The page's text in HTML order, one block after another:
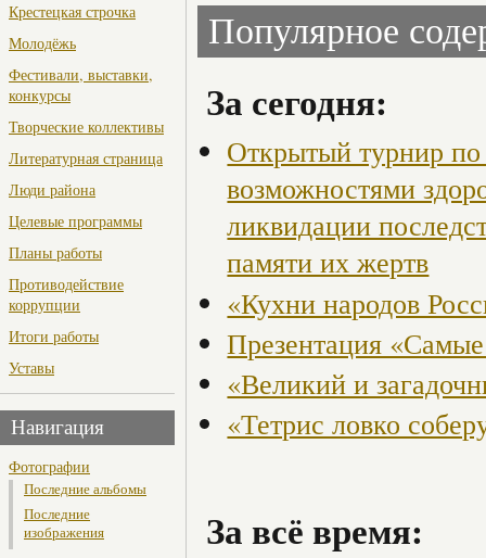
Крестецкая строчка
Молодёжь
Фестивали, выставки,
конкурсы
Творческие коллективы
Литературная страница
Люди района
Целевые программы
Планы работы
Противодействие
коррупции
Итоги работы
Уставы
Навигация
Фотографии
Последние альбомы
Последние
изображения
Популярное
За сегодня:
Открытый турнир
возможностями
ликвидации
памяти их жертв
«Кухни народов
Презентация
«Великий и
«Тетрис ловко
За всё время: